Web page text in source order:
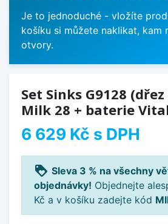
Je to jednoduché - vložíte
košíku si můžete naklikat, kam
otvory.
Set Sinks G9128 (dřez
Milk 28 + baterie
6 629 Kč s DPH
loyalty Sleva 3 % na všechny
objednávky! Objednejte
Kč a v košíku zadejte kód